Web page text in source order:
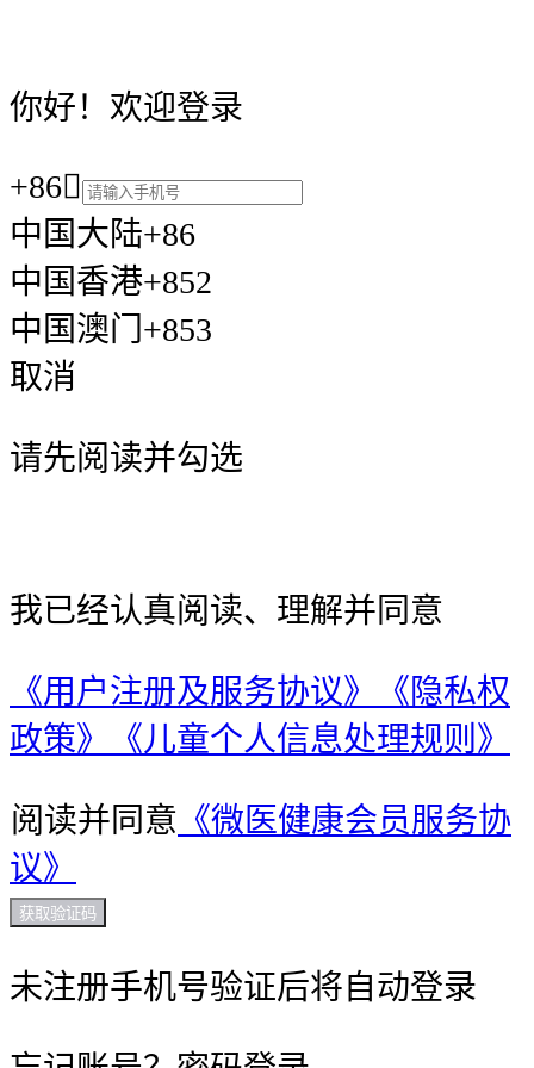
你好！欢迎登录
+86
中国大陆+86
中国香港+852
中国澳门+853
取消
请先阅读并勾选
我已经认真阅读、理解并同意
《用户注册及服务协议》
《隐私权
政策》
《儿童个人信息处理规则》
阅读并同意 《微医健康会员服务协
议》
获取验证码
未注册手机号验证后将自动登录